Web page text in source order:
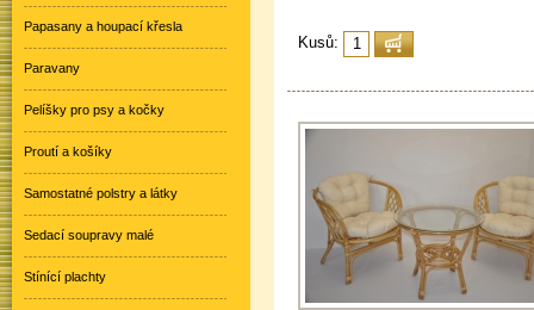
Kusů:
Papasany a houpací křesla
Paravany
Pelíšky pro psy a kočky
Proutí a košíky
Samostatné polstry a látky
Sedací soupravy malé
Stínící plachty